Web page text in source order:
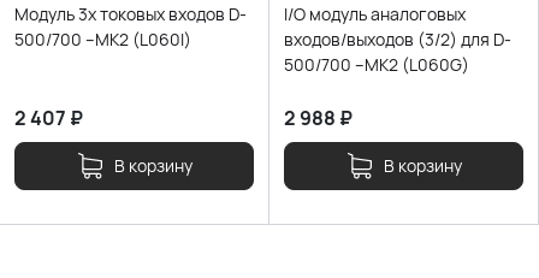
Модуль 3x токовых входов D-
500/700 –MK2 (L060I)
2 407 ₽
В корзину
I/O модуль аналоговых
входов/выходов (3/2) для D-
500/700 –MK2 (L060G)
2 988 ₽
В корзину